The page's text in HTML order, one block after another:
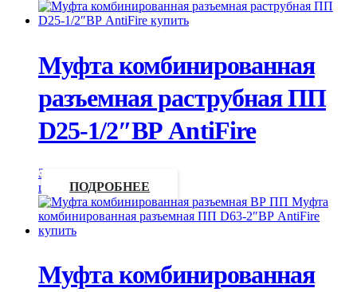
Муфта комбинированная
разъемная раструбная ПП
D25-1/2″ВР AntiFire
Запросить
цену
ПОДРОБНЕЕ
Муфта комбинированная